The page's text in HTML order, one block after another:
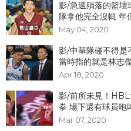
影/急速殞落的籃壇
隊拿他完全沒輒 年
May 04, 2020
影/中華隊碰不得是
當時指的就是林志
Apr 18, 2020
影/前所未見！HBL
拳 場下還有球員咆
Mar 07, 2020